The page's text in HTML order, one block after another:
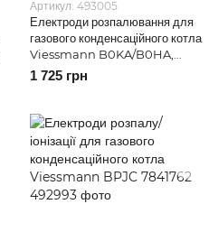
Артикул: 493005
Електроди розпалювання для
газового конденсаційного котла
Viessmann B0KA/B0HA,
B1КF/B1HF 7867222
1 725 грн